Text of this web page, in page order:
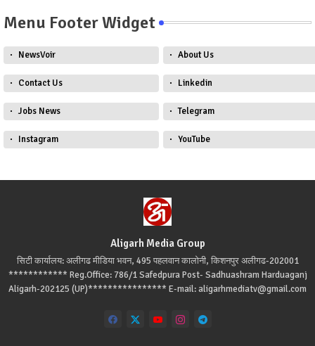
Menu Footer Widget
NewsVoir About Us
Contact Us Linkedin
Jobs News Telegram
Instagram YouTube
Aligarh Media Group
सिटी कार्यालय: अलीगढ मीडिया भवन, 495 पहलवान कालोनी, किशनपुर अलीगढ-202001
************ Reg.Office: 786/1 Safedpura Post- Sadhuashram Harduaganj
Aligarh-202125 (UP)**************** E-mail: aligarhmediatv@gmail.com